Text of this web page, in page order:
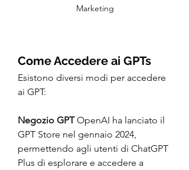
Marketing
Come Accedere ai GPTs
Esistono diversi modi per accedere
ai GPT:
Negozio GPT OpenAI ha lanciato il
GPT Store nel gennaio 2024,
permettendo agli utenti di ChatGPT
Plus di esplorare e accedere a